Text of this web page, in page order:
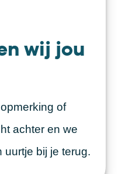
wij jou
of
achter en we
uurtje bij je terug.